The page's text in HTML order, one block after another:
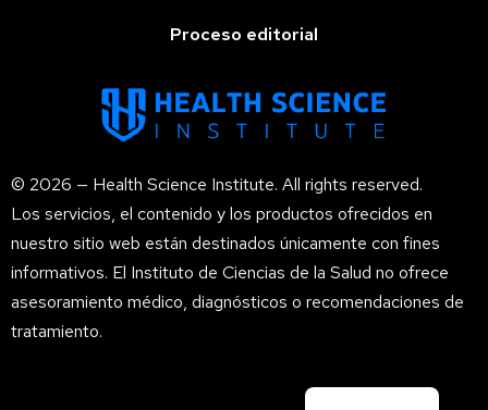
© 2026 — Health Science Institute. All rights reserved.
Los servicios, el contenido y los productos ofrecidos en
nuestro sitio web están destinados únicamente con fines
informativos. El Instituto de Ciencias de la Salud no ofrece
asesoramiento médico, diagnósticos o recomendaciones de
tratamiento.
Proceso editorial